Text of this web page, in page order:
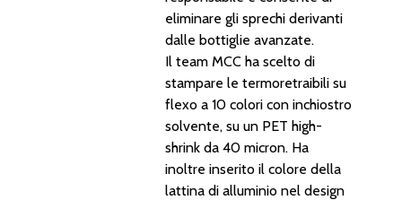
eliminare gli sprechi derivanti
dalle bottiglie avanzate.
Il team MCC ha scelto di
stampare le termoretraibili su
flexo a 10 colori con inchiostro
solvente, su un PET high-
shrink da 40 micron. Ha
inoltre inserito il colore della
lattina di alluminio nel design